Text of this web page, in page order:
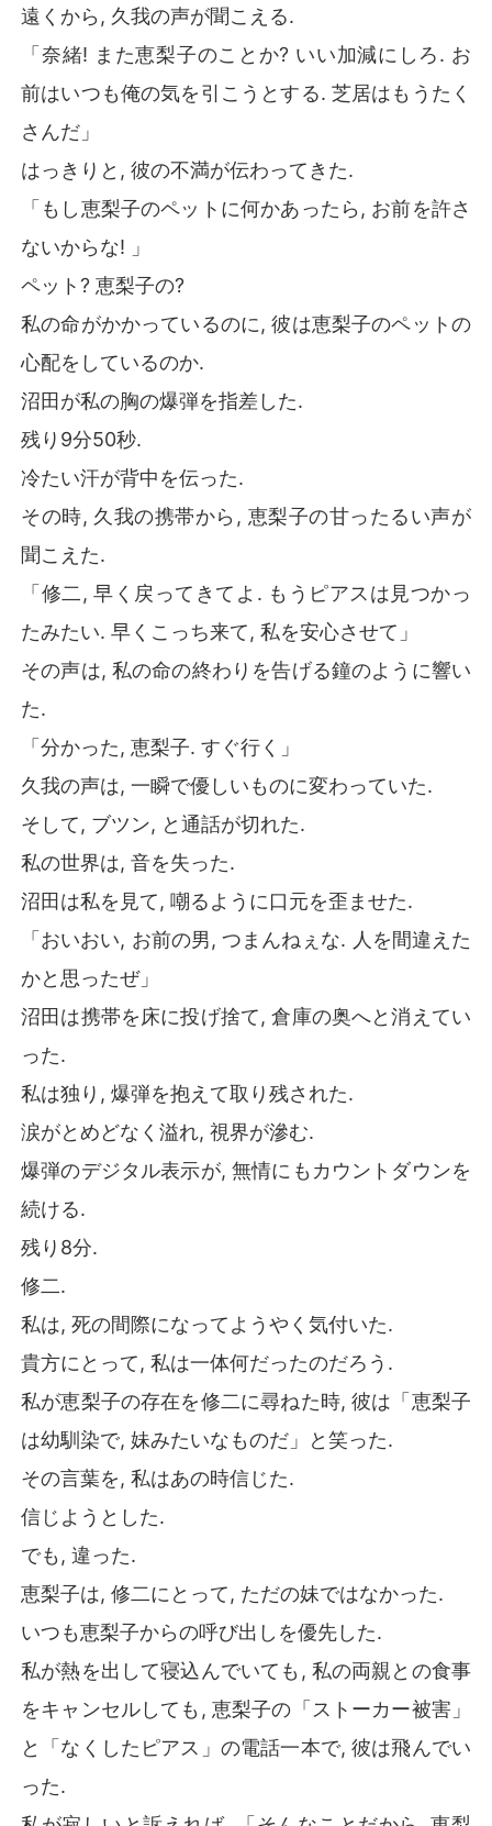
遠くから, 久我の声が聞こえる.
「奈緒! また恵梨子のことか? いい加減にしろ. お
前はいつも俺の気を引こうとする. 芝居はもうたく
さんだ」
はっきりと, 彼の不満が伝わってきた.
「もし恵梨子のペットに何かあったら, お前を許さ
ないからな! 」
ペット? 恵梨子の?
私の命がかかっているのに, 彼は恵梨子のペットの
心配をしているのか.
沼田が私の胸の爆弾を指差した.
残り9分50秒.
冷たい汗が背中を伝った.
その時, 久我の携帯から, 恵梨子の甘ったるい声が
聞こえた.
「修二, 早く戻ってきてよ. もうピアスは見つかっ
たみたい. 早くこっち来て, 私を安心させて」
その声は, 私の命の終わりを告げる鐘のように響い
た.
「分かった, 恵梨子. すぐ行く」
久我の声は, 一瞬で優しいものに変わっていた.
そして, ブツン, と通話が切れた.
私の世界は, 音を失った.
沼田は私を見て, 嘲るように口元を歪ませた.
「おいおい, お前の男, つまんねぇな. 人を間違えた
かと思ったぜ」
沼田は携帯を床に投げ捨て, 倉庫の奥へと消えてい
った.
私は独り, 爆弾を抱えて取り残された.
涙がとめどなく溢れ, 視界が滲む.
爆弾のデジタル表示が, 無情にもカウントダウンを
続ける.
残り8分.
修二.
私は, 死の間際になってようやく気付いた.
貴方にとって, 私は一体何だったのだろう.
私が恵梨子の存在を修二に尋ねた時, 彼は「恵梨子
は幼馴染で, 妹みたいなものだ」と笑った.
その言葉を, 私はあの時信じた.
信じようとした.
でも, 違った.
恵梨子は, 修二にとって, ただの妹ではなかった.
いつも恵梨子からの呼び出しを優先した.
私が熱を出して寝込んでいても, 私の両親との食事
をキャンセルしても, 恵梨子の「ストーカー被害」
と「なくしたピアス」の電話一本で, 彼は飛んでい
った.